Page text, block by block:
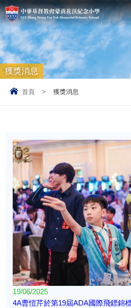
獲獎消息
首頁 > 獲獎消息
19/06/2025
4A曹愷芹於第19屆ADA國際飛鏢錦